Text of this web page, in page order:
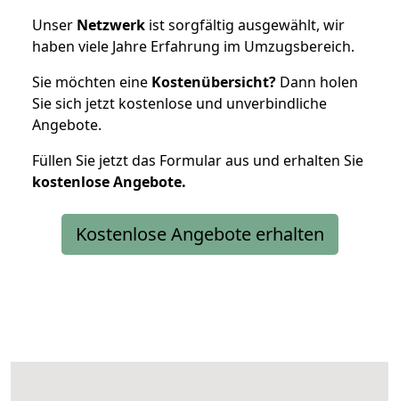
Unser Netzwerk ist sorgfältig ausgewählt, wir
haben viele Jahre Erfahrung im Umzugsbereich.
Sie möchten eine Kostenübersicht? Dann holen
Sie sich jetzt kostenlose und unverbindliche
Angebote.
Füllen Sie jetzt das Formular aus und erhalten Sie
kostenloseAngebote.
Kostenlose Angebote erhalten